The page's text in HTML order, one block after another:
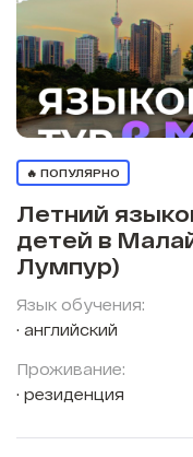
🔥 ПОПУЛЯРНО
Летний
детей в
Лумпур)
Язык обучения:
английский
Проживание:
резиденция